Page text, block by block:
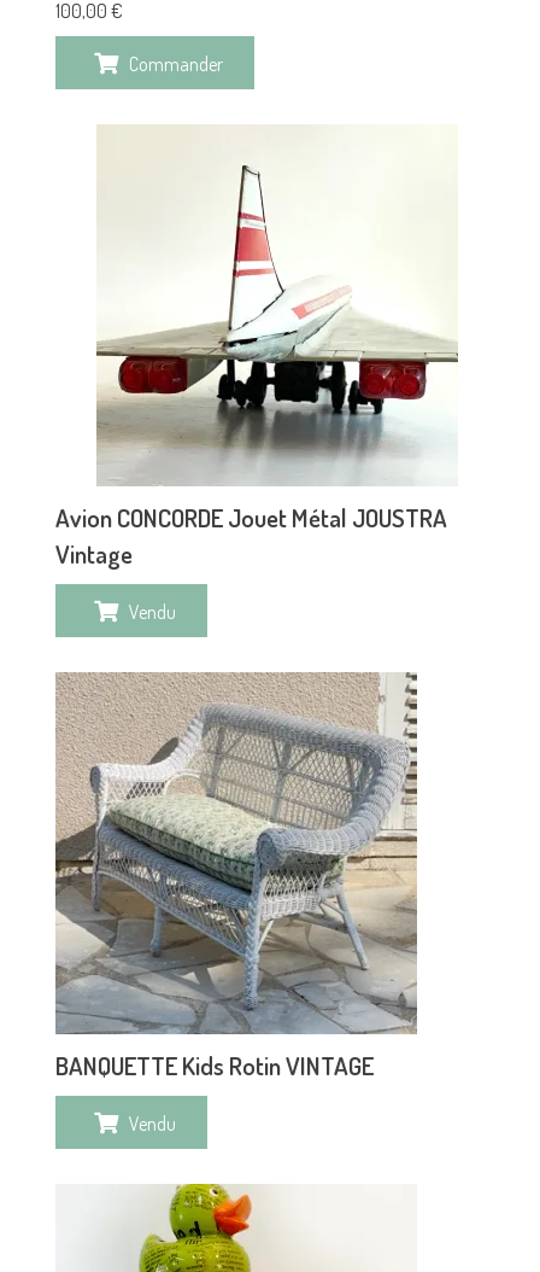
100,00 €
Commander
Avion CONCORDE Jouet Métal JOUSTRA
Vintage
Vendu
BANQUETTE Kids Rotin VINTAGE
Vendu